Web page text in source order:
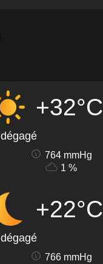
+32°C
764 mmHg
1 %
+22°C
766 mmHg